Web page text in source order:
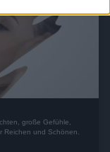
große Gefühle,
und Schönen.